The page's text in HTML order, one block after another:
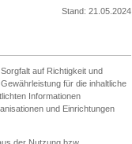
Stand: 21.05.2024
auf Richtigkeit und
für die inhaltliche
Informationen
und Einrichtungen